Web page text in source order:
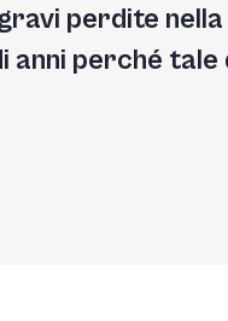
perdite
anni perché